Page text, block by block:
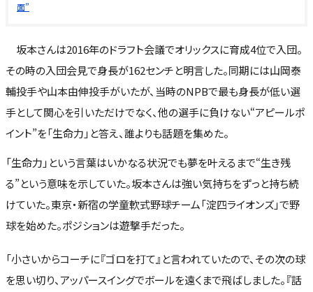
面”
坂本さんは2016年のドラフト会議でオリックスに育成4位で入団。
その時の入団会見で身長が162センチと明言した。同期には山岡泰
輔投手や山本由伸投手がいたが、当時のNPBで最も身長が低い選
手として関心を引いただけでなく、他の選手に負けない“アピールポ
イント”を「生命力」と答え、誰よりも話題を集めた。
「生命力」という言葉はいかなる状況でも夢を叶えるまで“生き残
る”という意味を示していた。坂本さんは強い気持ちをずっと持ち続
けていた。東京・新宿の学童軟式野球チーム「淀四ライオンズ」で野
球を始めた。ポジションは遊撃手だった。
「小さいからコーチに『ゴロを打て』と言われていたので、その次の球
を思い切り、アッパースイングでボールを遠くまで飛ばしました。『話